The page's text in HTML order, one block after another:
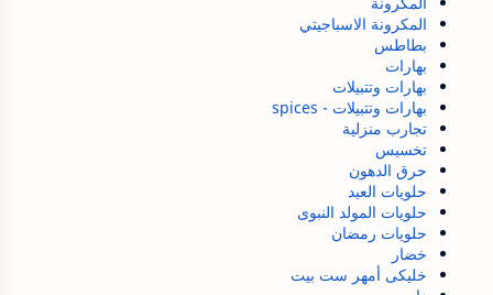
المكرونة الاسباجيتي
بطاطس
بهارات
بهارات وتتبيلات
بهارات وتتبيلات - spices
تجارب منزلية
تخسيس
حرق الدهون
حلويات العيد
حلويات المولد النبوى
حلويات رمضان
خضار
خليكى أمهر ست بيت